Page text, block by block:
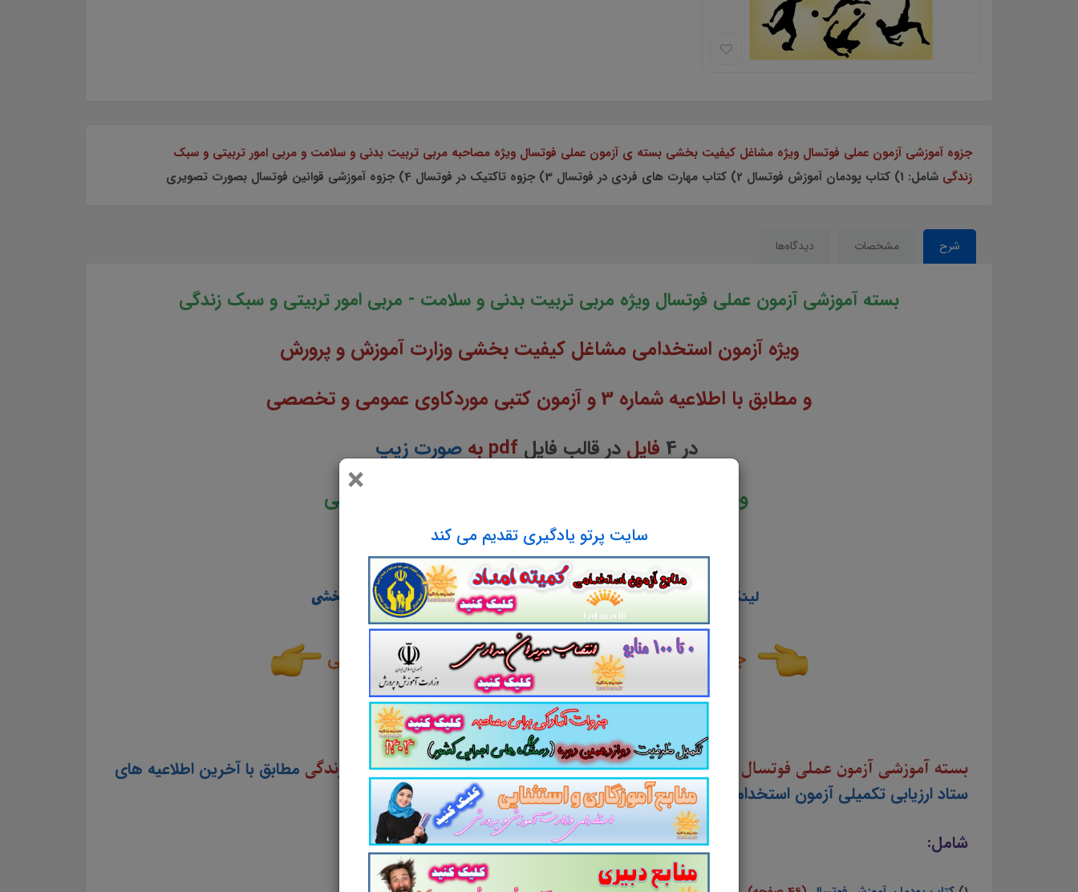
×
سایت پرتو یادگیری تقدیم می کند
جزوه آموزشی آزمون عملی فوتسال ویژه مشاغل کیفیت بخشی بسته ی آزمون عملی فوتسال ویژه مصاحبه مربی تربیت بدنی و سلامت و مربی امور تربیتی و سبک
زندگی شامل: 1) کتاب پودمان آموزش فوتسال 2) کتاب مهارت های فردی در فوتسال 3) جزوه تاکتیک در فوتسال 4) جزوه آموزشی قوانین فوتسال بصورت تصویری
شرح مشخصات دیدگاه‌ها
بسته آموزشی آزمون عملی فوتسال ویژه مربی تربیت بدنی و سلامت - مربی امور تربیتی و سبک زندگی
ویژه آزمون استخدامی مشاغل کیفیت بخشی وزارت آموزش و پرورش
و مطابق با اطلاعیه شماره 3 و آزمون کتبی موردکاوی عمومی و تخصصی
در 4 فایل در قالب فایل pdf به
صورت زیپ
ویژه مصاحبه و آزمون های عملی مشاغل کیفیت بخشی
لینک دانلود
لینک ورود به سایر بسته های آموزشی آزمون های عملیمشاغل کیفیت بخشی
جزوه آشنایی با موردکاوی ویژه آزمون مشاغل کیفیت بخشی
بسته آموزشی آزمون عملی فوتسال ویژه مربی تربیت بدنی و سلامت - مربی امور تربیتی و سبک زندگی مطابق با آخرین اطلاعیه های
ستاد ارزیابی تکمیلی آزمون استخدامی مشاغل کیفیت بخشی
شامل: